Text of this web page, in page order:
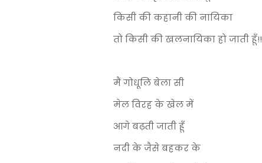
किसी की कहानी की नायिका
तो किसी की खलनायिका हो जाती हूँ!!
मैं गोधूलि बेला सी
मेल विरह के खेल में
आगे बढ़ती जाती हूँ
नदी के जैसे बहकर के